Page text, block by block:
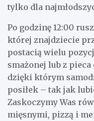
tylko dla
Po godzinę 12:00
której znajdziecie
postacią wielu
smażonej lub z
dzięki którym
posiłek – tak jak
Zaskoczymy Was
mięsnymi, pizzą i